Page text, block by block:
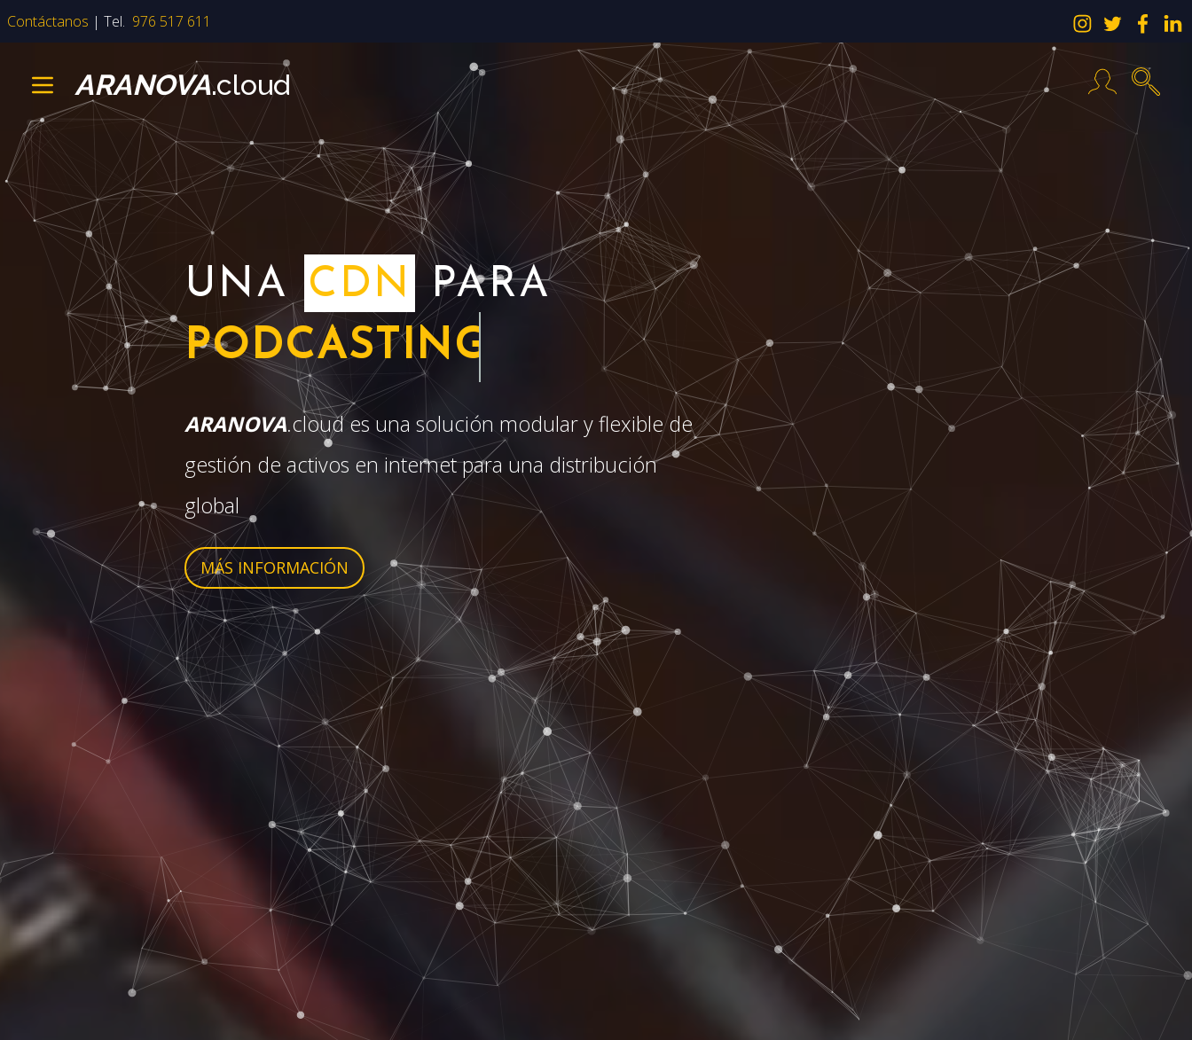
Contáctanos | Tel. 976 517 611
ARANOVA.cloud
UNA CDN
PARA
TRANSCODIFICACIÓN
ARANOVA.cloud es una solución modular y flexible de
gestión de activos en internet para una distribución
global
MÁS INFORMACIÓN